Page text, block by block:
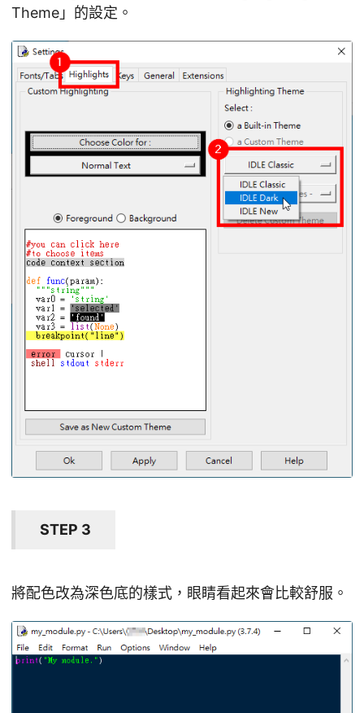
Theme」的設定。
STEP 3
將配色改為深色底的樣式，眼睛看起來會比較舒服。